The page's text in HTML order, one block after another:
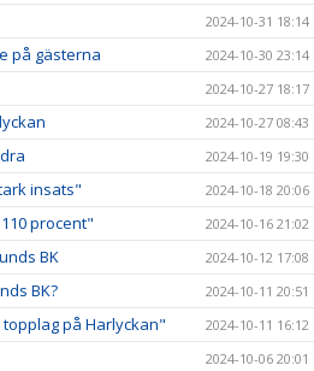
2024-10-31 18:14
på gästerna 2024-10-30 23:14
2024-10-27 18:17
2024-10-27 08:43
2024-10-19 19:30
insats" 2024-10-18 20:06
procent" 2024-10-16 21:02
BK 2024-10-12 17:08
BK? 2024-10-11 20:51
på Harlyckan" 2024-10-11 16:12
2024-10-06 20:01